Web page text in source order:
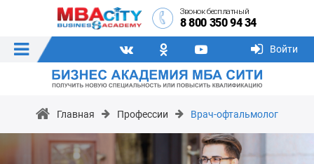
Звонок бесплатный
8 800 350 94 34
Войти
Главная Профессии Врач-офтальмолог